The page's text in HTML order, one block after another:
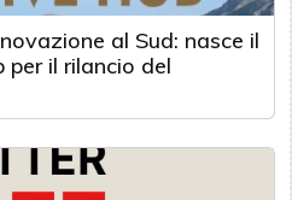
al Sud: nasce il
per il rilancio del